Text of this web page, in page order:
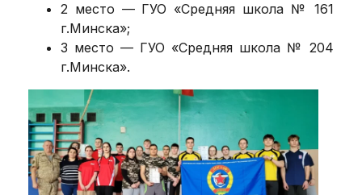
2 место — ГУО «Средняя школа № 161
г.Минска»;
3 место — ГУО «Средняя школа № 204
г.Минска».